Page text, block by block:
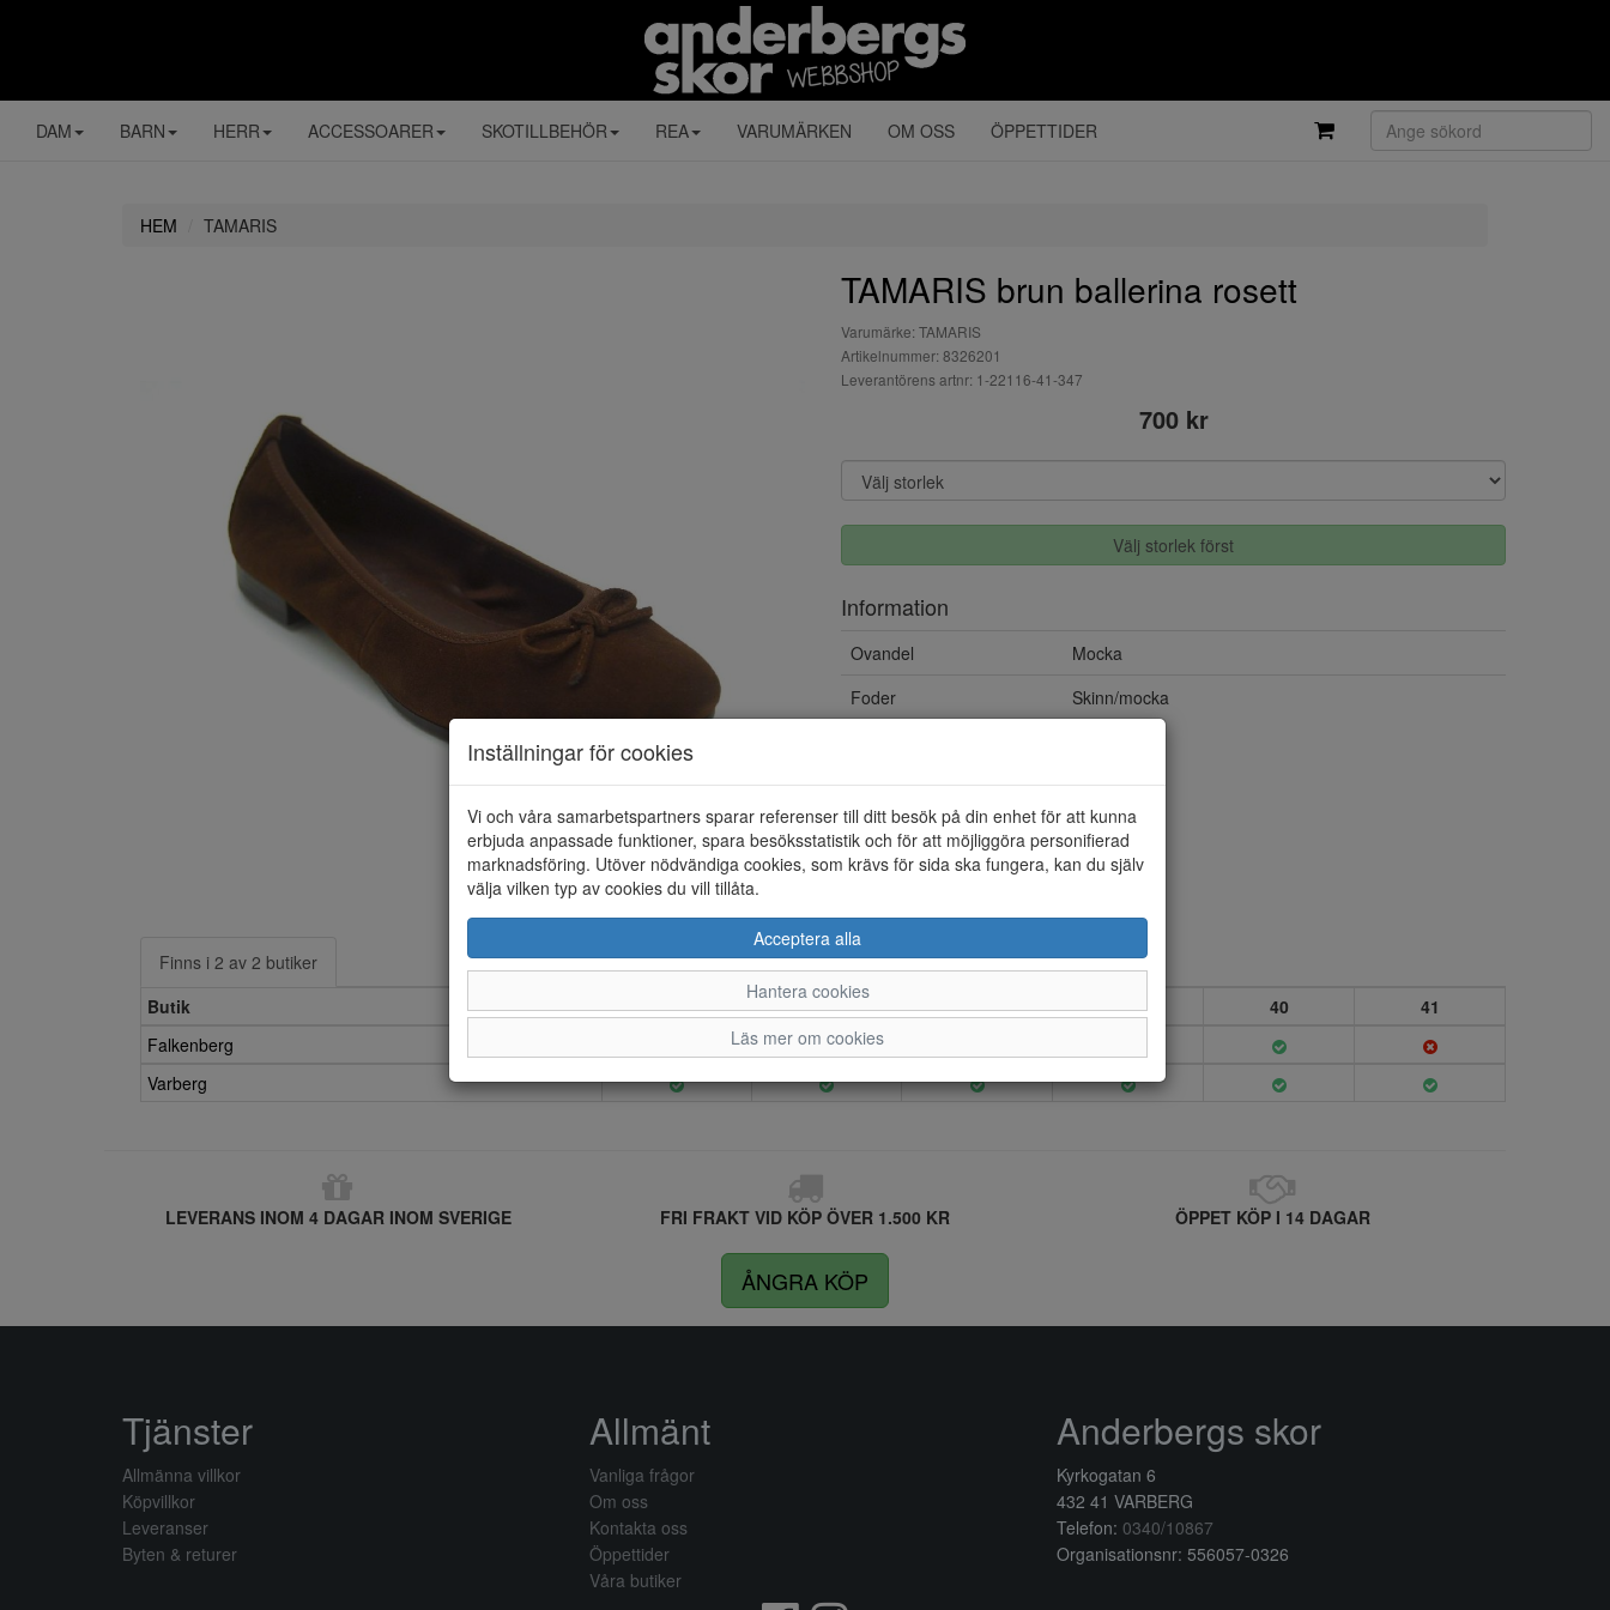
DAM BARN HERR ACCESSOARER SKOTILLBEHÖR REA VARUMÄRKEN OM OSS ÖPPETTIDER
HEM TAMARIS
TAMARIS brun ballerina rosett
Varumärke: TAMARIS
Artikelnummer: 8326201
Leverantörens artnr: 1-22116-41-347
700 kr
Välj storlek först
Information
Ovandel
Mocka
Foder
Skinn/mocka
Finns i 2 av 2 butiker
Butik
36 37 38 39 40
41
Falkenberg
Varberg
LEVERANS INOM 4 DAGAR INOM SVERIGE FRI FRAKT VID KÖP ÖVER 1.500 KR ÖPPET KÖP I 14 DAGAR
ÅNGRA KÖP
Inställningar för cookies
Vi och våra samarbetspartners sparar referenser till ditt besök på din enhet för att kunna
erbjuda anpassade funktioner, spara besöksstatistik och för att möjliggöra personifierad
marknadsföring. Utöver nödvändiga cookies, som krävs för sida ska fungera, kan du själv
välja vilken typ av cookies du vill tillåta.
Acceptera alla
Hantera cookies
Läs mer om cookies
Tjänster
Allmänna villkor
Köpvillkor
Leveranser
Byten & returer
Allmänt
Vanliga frågor
Om oss
Kontakta oss
Öppettider
Våra butiker
Anderbergs skor
Kyrkogatan 6
432 41 VARBERG
Telefon: 0340/10867
Organisationsnr: 556057-0326